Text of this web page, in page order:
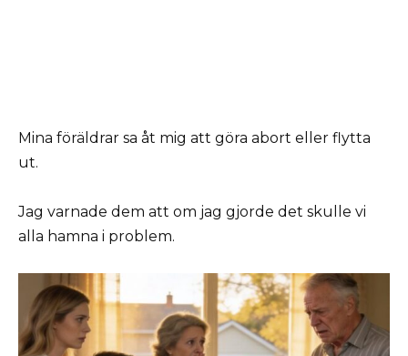
Mina föräldrar sa åt mig att göra abort eller flytta
ut.
Jag varnade dem att om jag gjorde det skulle vi
alla hamna i problem.